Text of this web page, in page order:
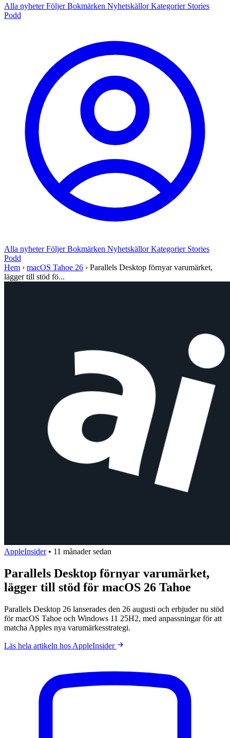
Alla nyheterFöljerBokmärken NyhetskällorKategorier Stories
Podd
Alla nyheterFöljerBokmärken NyhetskällorKategorier Stories
Podd
Hem › macOS Tahoe 26 › Parallels Desktop förnyar varumärket,
lägger till stöd fö...
AppleInsider • 11 månader sedan
Parallels Desktop förnyar varumärket,
lägger till stöd för macOS 26 Tahoe
Parallels Desktop 26 lanserades den 26 augusti och erbjuder nu stöd
för macOS Tahoe och Windows 11 25H2, med anpassningar för att
matcha Apples nya varumärkesstrategi.
Läs hela artikeln hos AppleInsider